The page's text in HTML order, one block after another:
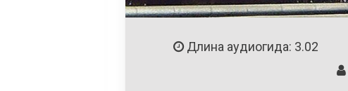
Длина аудиогида: 3.02